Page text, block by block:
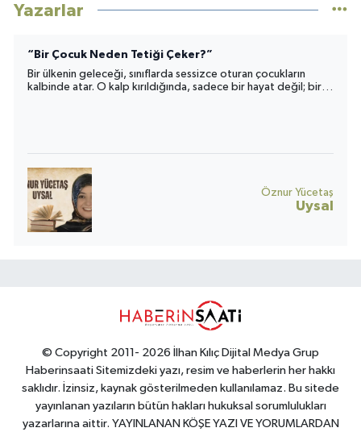
Yazarlar
“Bir Çocuk Neden Tetiği Çeker?”
Bir ülkenin geleceği, sınıflarda sessizce oturan çocukların
kalbinde atar. O kalp kırıldığında, sadece bir hayat değil; bir
Öznur Yücetaş
Uysal
© Copyright 2011- 2026 İlhan Kılıç Dijital Medya Grup
Haberinsaati Sitemizdeki yazı, resim ve haberlerin her hakkı
saklıdır. İzinsiz, kaynak gösterilmeden kullanılamaz. Bu sitede
yayınlanan yazıların bütün hakları hukuksal sorumlulukları
yazarlarına aittir. YAYINLANAN KÖŞE YAZI VE YORUMLARDAN